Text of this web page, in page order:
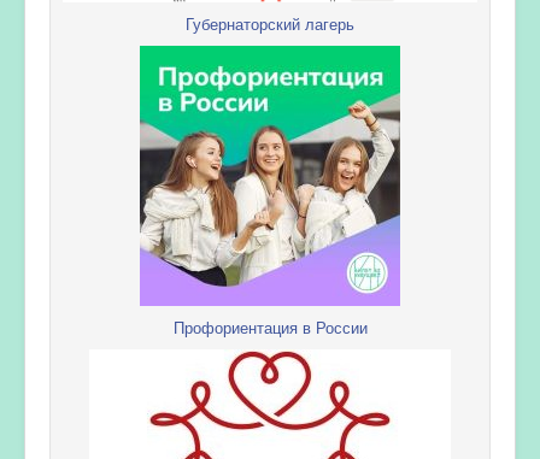
Губернаторский лагерь
Профориентация в России